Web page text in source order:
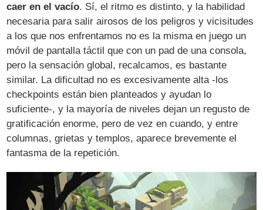
caer en el vacío. Sí, el ritmo es distinto, y la habilidad
necesaria para salir airosos de los peligros y vicisitudes
a los que nos enfrentamos no es la misma en juego un
móvil de pantalla táctil que con un pad de una consola,
pero la sensación global, recalcamos, es bastante
similar. La dificultad no es excesivamente alta -los
checkpoints están bien planteados y ayudan lo
suficiente-, y la mayoría de niveles dejan un regusto de
gratificación enorme, pero de vez en cuando, y entre
columnas, grietas y templos, aparece brevemente el
fantasma de la repetición.